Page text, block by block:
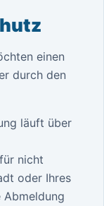
einen
durch den
läuft über
nicht
oder Ihres
Abmeldung